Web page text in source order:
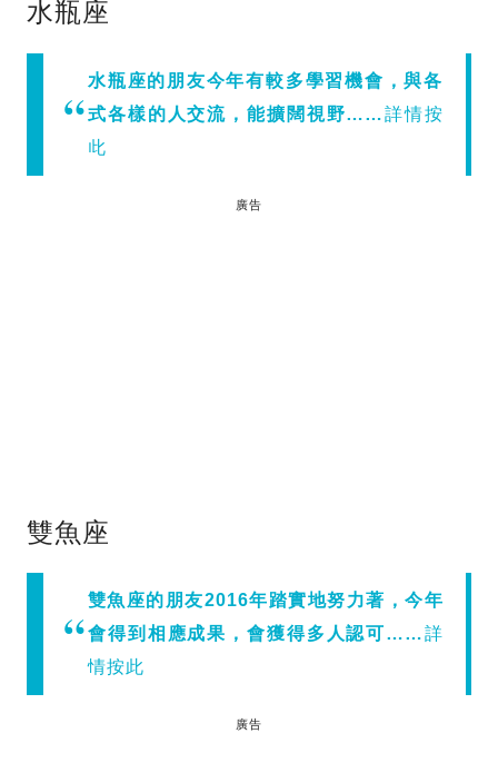
水瓶座
水瓶座的朋友今年有較多學習機會，與各
式各樣的人交流，能擴闊視野……詳情按
此
廣告
雙魚座
雙魚座的朋友2016年踏實地努力著，今年
會得到相應成果，會獲得多人認可……詳
情按此
廣告